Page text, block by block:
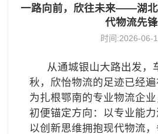
一路向前，欣往未来——湖
代物流先锋
时间:2026-06-
从通城银山大路出发，
秋，欣怡物流的足迹已经
为扎根鄂南的专业物流企
初便锚定方向：以专业能力
以创新思维拥抱现代物流